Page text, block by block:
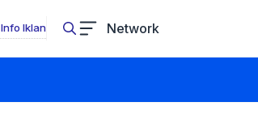
Info Iklan Network